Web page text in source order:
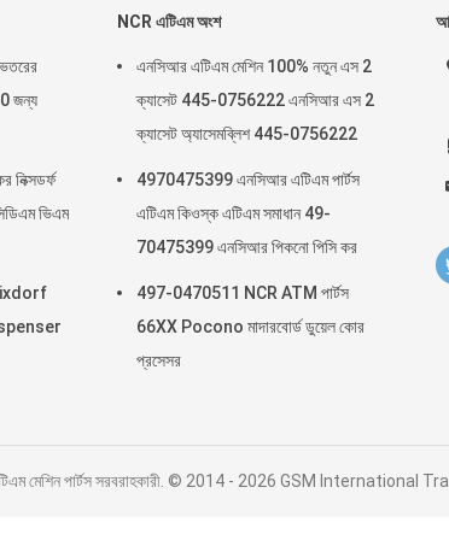
জন্য
ভিএম
NCR এটিএম অংশ
এনসিআর এটিএম মেশিন 100% নতুন এস 2
ক্যাসেট 445-0756222 এনসিআর এস 2
ক্যাসেট অ্যাসেমব্লিশ 445-0756222
4970475399 এনসিআর এটিএম পার্টস
এটিএম কিওস্ক এটিএম সমাধান 49-
70475399 এনসিআর পিকনো পিসি কর
497-0470511 NCR ATM পার্টস
66XX Pocono মাদারবোর্ড ডুয়েল কোর
প্রসেসর
মেশিন পার্টস সরবরাহকারী. © 2014 - 2026 GSM International